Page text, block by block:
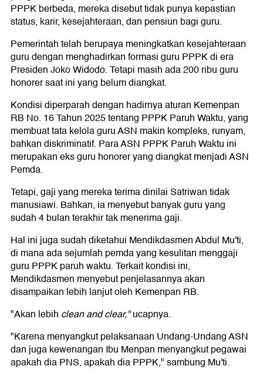
PPPK berbeda, mereka disebut tidak punya kepastian
status, karir, kesejahteraan, dan pensiun bagi guru.
Pemerintah telah berupaya meningkatkan kesejahteraan
guru dengan menghadirkan formasi guru PPPK di era
Presiden Joko Widodo. Tetapi masih ada 200 ribu guru
honorer saat ini yang belum diangkat.
Kondisi diperparah dengan hadirnya aturan Kemenpan
RB No. 16 Tahun 2025 tentang PPPK Paruh Waktu, yang
membuat tata kelola guru ASN makin kompleks, runyam,
bahkan diskriminatif. Para ASN PPPK Paruh Waktu ini
merupakan eks guru honorer yang diangkat menjadi ASN
Pemda.
Tetapi, gaji yang mereka terima dinilai Satriwan tidak
manusiawi. Bahkan, ia menyebut banyak guru yang
sudah 4 bulan terakhir tak menerima gaji.
Hal ini juga sudah diketahui Mendikdasmen Abdul Mu'ti,
di mana ada sejumlah pemda yang kesulitan menggaji
guru PPPK paruh waktu. Terkait kondisi ini,
Mendikdasmen menyebut penjelasannya akan
disampaikan lebih lanjut oleh Kemenpan RB.
"Akan lebih clean and clear,"ucapnya.
"Karena menyangkut pelaksanaan Undang-Undang ASN
dan juga kewenangan Ibu Menpan menyangkut pegawai
apakah dia PNS, apakah dia PPPK," sambung Mu'ti.